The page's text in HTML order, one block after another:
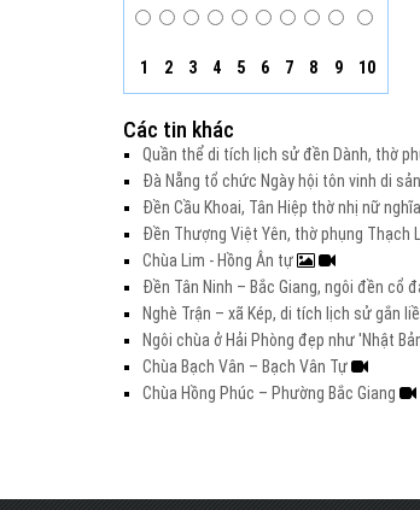
1 2 3 4 5 6 7 8 9 10
Các tin khác
Quần thể di tích lịch sử đền Dành, thờ
Đà Nẵng tổ chức Ngày hội tôn vinh di
Đền Cầu Khoai, Tân Hiệp thờ nhị nữ
Đền Thượng Việt Yên, thờ phụng Thạch
Chùa Lim - Hồng Ân tự
Đền Tân Ninh – Bắc Giang, ngôi đền cổ
Nghè Trận – xã Kép, di tích lịch sử gắn
Ngôi chùa ở Hải Phòng đẹp như 'Nhật
Chùa Bạch Vân – Bạch Vân Tự
Chùa Hồng Phúc – Phường Bắc Giang